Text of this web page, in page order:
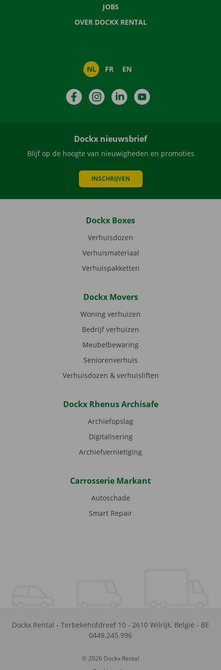
JOBS
OVER DOCKX RENTAL
NL FR EN
FacebookInstagramLinkedIn
Dockx nieuwsbrief
Blijf op de hoogte van nieuwigheden en promoties
INSCHRIJVEN
Dockx Boxes
Verhuisdozen
Verhuismateriaal
Verhuispakketten
Dockx Movers
Woning verhuizen
Bedrijf verhuizen
Meubelbewaring
Seniorenverhuis
Verhuisdozen & verhuisliften
Dockx Rhenus Archisafe
Archiefopslag
Digitalisering
Archiefvernietiging
Carrosserie Markant
Autoschade
Smart Repair
Dockx Rental - Terbekehofdreef 10 - 2610 Wilrijk, België - BE
0449.245.996
© 2026 Dockx Rental